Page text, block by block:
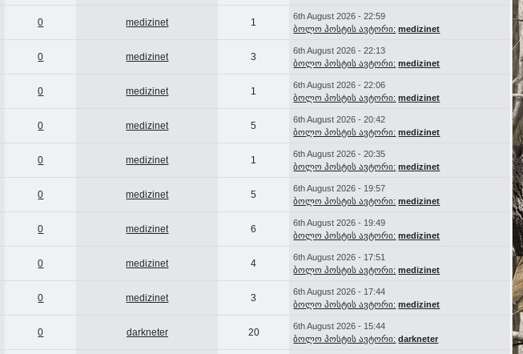
0 medizinet 1
6th August 2026 - 22:59
ბოლო პოსტის ავტორი: medizinet
0 medizinet 3
6th August 2026 - 22:13
ბოლო პოსტის ავტორი: medizinet
0 medizinet 1
6th August 2026 - 22:06
ბოლო პოსტის ავტორი: medizinet
0 medizinet 5
6th August 2026 - 20:42
ბოლო პოსტის ავტორი: medizinet
0 medizinet 1
6th August 2026 - 20:35
ბოლო პოსტის ავტორი: medizinet
0 medizinet 5
6th August 2026 - 19:57
ბოლო პოსტის ავტორი: medizinet
0 medizinet 6
6th August 2026 - 19:49
ბოლო პოსტის ავტორი: medizinet
0 medizinet 4
6th August 2026 - 17:51
ბოლო პოსტის ავტორი: medizinet
0 medizinet 3
6th August 2026 - 17:44
ბოლო პოსტის ავტორი: medizinet
0 darkneter 20
6th August 2026 - 15:44
ბოლო პოსტის ავტორი: darkneter